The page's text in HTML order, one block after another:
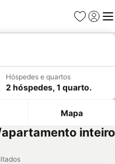
Favoritos
Iniciar
Hóspedes e quartos
2 hóspedes, 1 quarto.
Mapa
inteiro